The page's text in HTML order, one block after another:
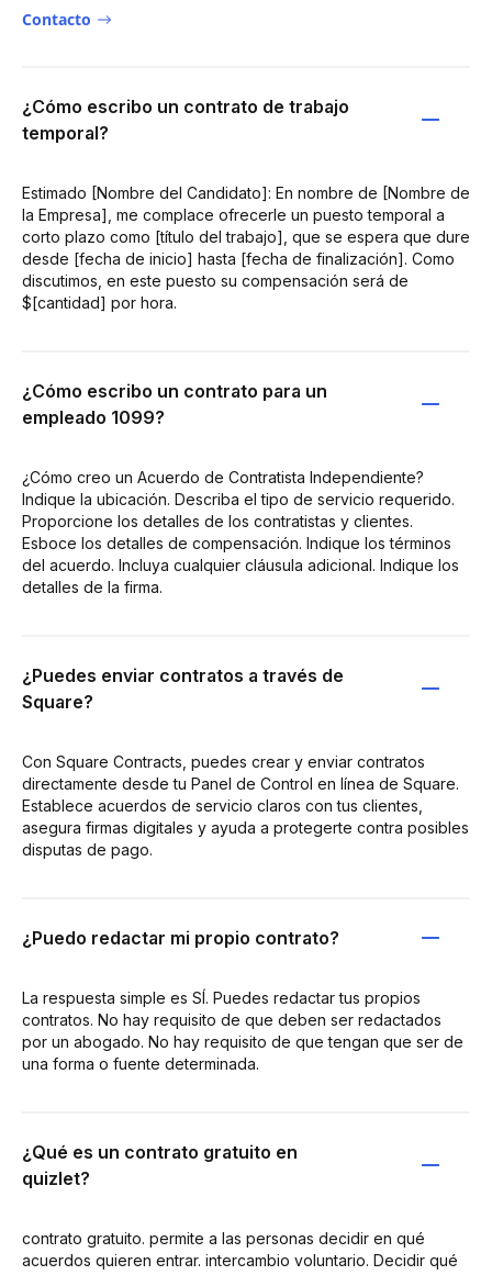
Contacto
¿Cómo escribo un contrato de trabajo
temporal?
Estimado [Nombre del Candidato]: En nombre de [Nombre de
la Empresa], me complace ofrecerle un puesto temporal a
corto plazo como [título del trabajo], que se espera que dure
desde [fecha de inicio] hasta [fecha de finalización]. Como
discutimos, en este puesto su compensación será de
$[cantidad] por hora.
¿Cómo escribo un contrato para un
empleado 1099?
¿Cómo creo un Acuerdo de Contratista Independiente?
Indique la ubicación. Describa el tipo de servicio requerido.
Proporcione los detalles de los contratistas y clientes.
Esboce los detalles de compensación. Indique los términos
del acuerdo. Incluya cualquier cláusula adicional. Indique los
detalles de la firma.
¿Puedes enviar contratos a través de
Square?
Con Square Contracts, puedes crear y enviar contratos
directamente desde tu Panel de Control en línea de Square.
Establece acuerdos de servicio claros con tus clientes,
asegura firmas digitales y ayuda a protegerte contra posibles
disputas de pago.
¿Puedo redactar mi propio contrato?
La respuesta simple es SÍ. Puedes redactar tus propios
contratos. No hay requisito de que deben ser redactados
por un abogado. No hay requisito de que tengan que ser de
una forma o fuente determinada.
¿Qué es un contrato gratuito en
quizlet?
contrato gratuito. permite a las personas decidir en qué
acuerdos quieren entrar. intercambio voluntario. Decidir qué